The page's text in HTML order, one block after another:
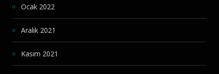
Ocak 2022
Aralık 2021
Kasım 2021